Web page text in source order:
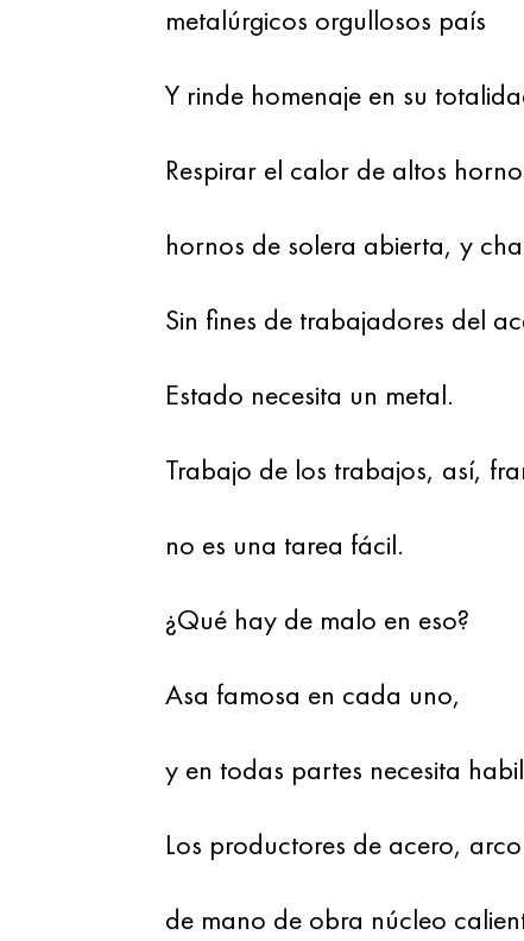
metalúrgicos orgullosos país
Y rinde homenaje en su
Respirar el calor de altos
hornos de solera abierta, y
Sin fines de trabajadores del
Estado necesita un metal.
Trabajo de los trabajos, así,
no es una tarea fácil.
¿Qué hay de malo en eso?
Asa famosa en cada uno,
y en todas partes necesita
Los productores de acero,
de mano de obra núcleo